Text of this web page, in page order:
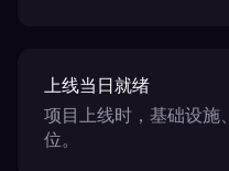
上线当日就绪
项目上线时，基础设施
位。